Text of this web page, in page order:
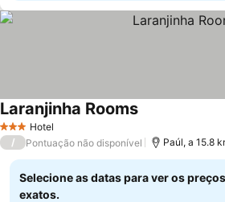
3 EstrelasHotel
Laranjinha Rooms
/ Pontuação não disponível Paúl, a 15.8
Selecione as datas para ver os preços
exatos.